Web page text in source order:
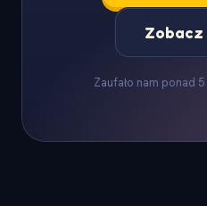
Zobacz
Zaufało nam ponad